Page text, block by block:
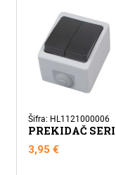
Šifra: HL1121000006
PREKIDAČ
3,95€